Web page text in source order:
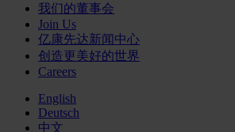
我们的董事会
Join Us
亿康先达新闻中心
创造更美好的世界
Careers
English
Deutsch
中文